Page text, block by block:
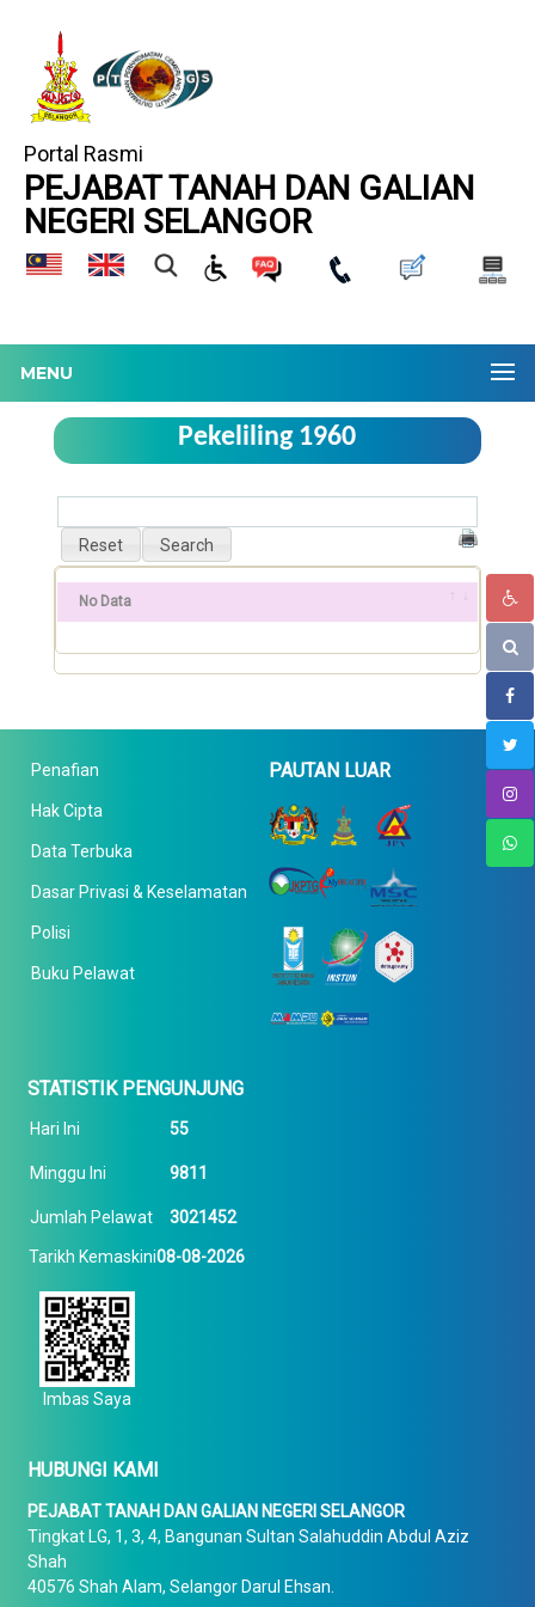
Portal Rasmi
PEJABAT TANAH DAN GALIAN
NEGERI SELANGOR
MENU
Pekeliling 1960
No Data
Penafian
Hak Cipta
Data Terbuka
Dasar Privasi & Keselamatan
Polisi
Buku Pelawat
PAUTAN LUAR
STATISTIK PENGUNJUNG
Hari Ini 55
Minggu Ini 9811
Jumlah Pelawat 3021452
Tarikh Kemaskini08-08-2026
Imbas Saya
HUBUNGI KAMI
PEJABAT TANAH DAN GALIAN NEGERI SELANGOR
Tingkat LG, 1, 3, 4, Bangunan Sultan Salahuddin Abdul Aziz
Shah
40576 Shah Alam, Selangor Darul Ehsan.